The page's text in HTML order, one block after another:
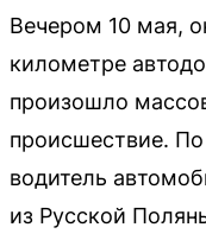
Вечером 10 мая,
километре
произошло
происшествие.
водитель
из Русской